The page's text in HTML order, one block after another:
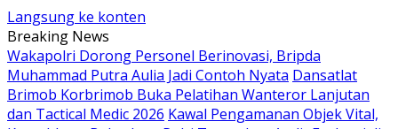
Langsung ke konten
Breaking News
Wakapolri Dorong Personel Berinovasi, Bripda
Muhammad Putra Aulia Jadi Contoh Nyata Dansatlat
Brimob Korbrimob Buka Pelatihan Wanteror Lanjutan
dan Tactical Medic 2026 Kawal Pengamanan Objek Vital,